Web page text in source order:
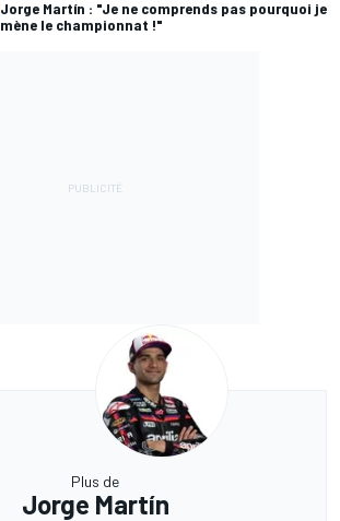
Jorge Martín : "Je ne comprends pas pourquoi je
mène le championnat !"
Plus de
Jorge Martín